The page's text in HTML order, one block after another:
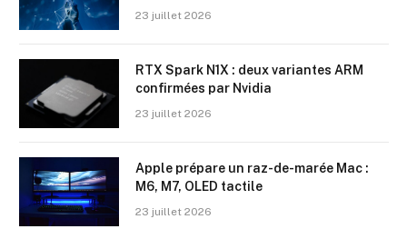
23 juillet 2026
RTX Spark N1X : deux variantes ARM
confirmées par Nvidia
23 juillet 2026
Apple prépare un raz-de-marée Mac :
M6, M7, OLED tactile
23 juillet 2026